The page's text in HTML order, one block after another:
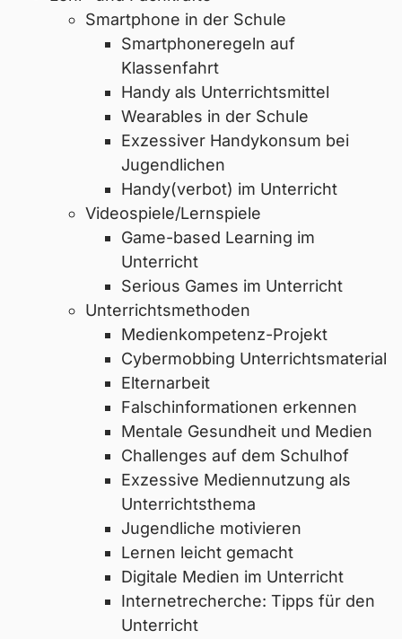
Smartphone in der Schule
Smartphoneregeln auf
Klassenfahrt
Handy als Unterrichtsmittel
Wearables in der Schule
Exzessiver Handykonsum bei
Jugendlichen
Handy(verbot) im Unterricht
Videospiele/Lernspiele
Game-based Learning im
Unterricht
Serious Games im Unterricht
Unterrichtsmethoden
Medienkompetenz-Projekt
Cybermobbing Unterrichtsmaterial
Elternarbeit
Falschinformationen erkennen
Mentale Gesundheit und Medien
Challenges auf dem Schulhof
Exzessive Mediennutzung als
Unterrichtsthema
Jugendliche motivieren
Lernen leicht gemacht
Digitale Medien im Unterricht
Internetrecherche: Tipps für den
Unterricht